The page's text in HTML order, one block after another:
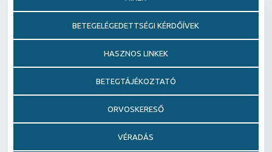
BETEGELÉGEDETTSÉGI KÉRDŐÍVEK
HASZNOS LINKEK
BETEGTÁJÉKOZTATÓ
ORVOSKERESŐ
VÉRADÁS